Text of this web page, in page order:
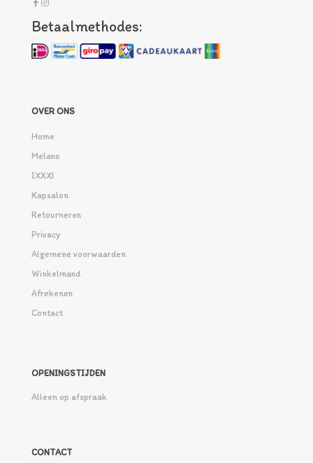
Betaalmethodes:
OVER ONS
Home
Melano
IXXXI
Kapsalon
Retourneren
Privacy
Algemene voorwaarden
Winkelmand
Afrekenen
Contact
OPENINGSTIJDEN
Alleen op afspraak
CONTACT